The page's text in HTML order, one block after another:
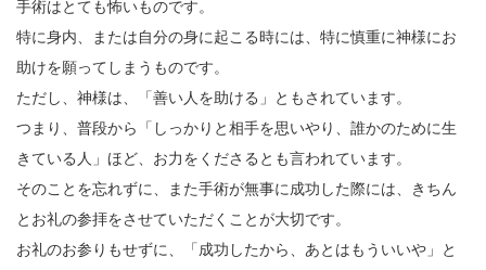
手術はとても怖いものです。
特に身内、または自分の身に起こる時には、特に慎重に神様にお
助けを願ってしまうものです。
ただし、神様は、「善い人を助ける」ともされています。
つまり、普段から「しっかりと相手を思いやり、誰かのために生
きている人」ほど、お力をくださるとも言われています。
そのことを忘れずに、また手術が無事に成功した際には、きちん
とお礼の参拝をさせていただくことが大切です。
お礼のお参りもせずに、「成功したから、あとはもういいや」と